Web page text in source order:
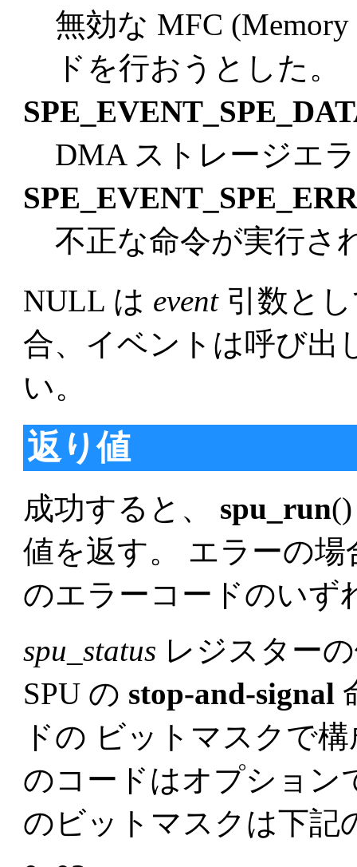
無効な MFC
ドを行おうとした。
DMA ストレージエ
不正な命令が実行さ
NULL は event引数とし
合、イベントは呼び出
い。
返り値
成功すると、 spu_run
値を返す。 エラーの
のエラーコードのいず
spu_status レジスター
SPU の stop-and-signal
ドの ビットマスクで
のコードはオプション
のビットマスクは下記